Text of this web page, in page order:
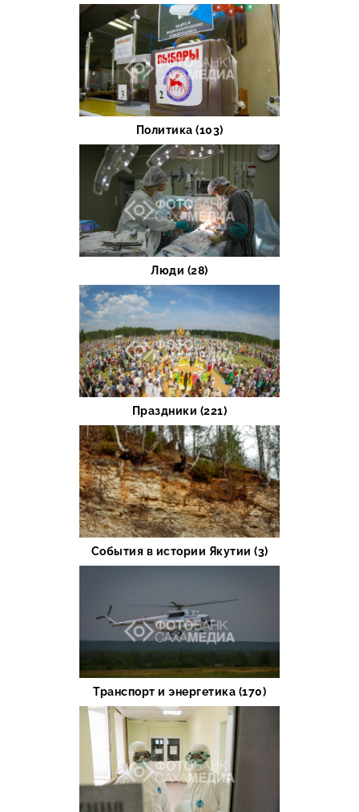
Политика (103)
Люди (28)
Праздники (221)
События в истории Якутии (3)
Транспорт и энергетика (170)